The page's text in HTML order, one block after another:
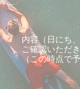
内容（日にち
ご確認いただ
（この時点で